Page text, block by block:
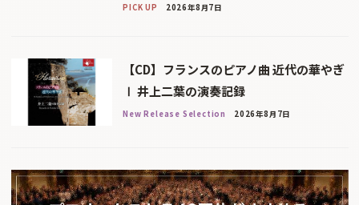
PICK UP 2026年8月7日
【CD】フランスのピアノ曲 近代の華やぎ
Ⅰ 井上二葉の演奏記録
New Release Selection 2026年8月7日